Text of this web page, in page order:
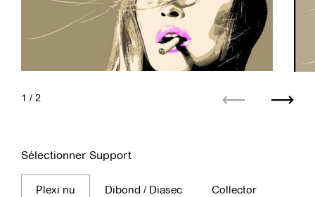
Sélectionner Support
Plexi nu Dibond / Diasec Collector
1 / 2